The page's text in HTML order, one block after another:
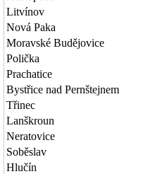
Litvínov
Nová Paka
Moravské Budějovice
Polička
Prachatice
Bystřice nad Pernštejnem
Třinec
Lanškroun
Neratovice
Soběslav
Hlučín